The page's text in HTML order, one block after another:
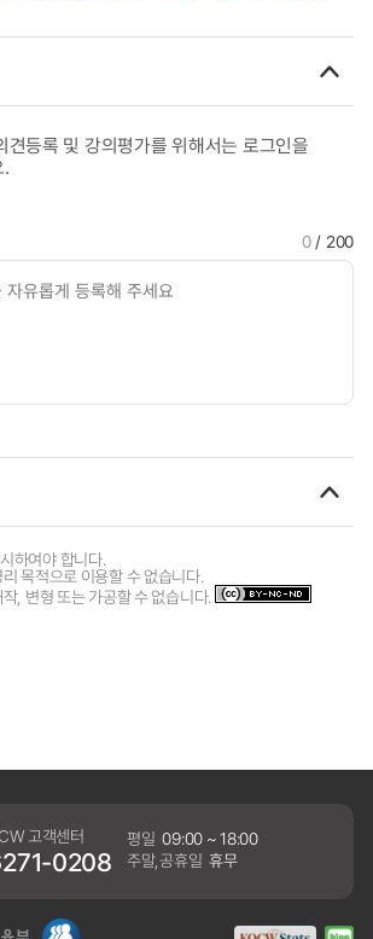
on Flipped Learning : Focusing on
견등록 및 강의평가를 위해서는 로그인을
.
0/ 200
하여야 합니다.
목적으로 이용할 수 없습니다.
, 변형 또는 가공할 수 없습니다.
고객센터
0208
평일 09:00 ~ 18:00
주말,공휴일 휴무